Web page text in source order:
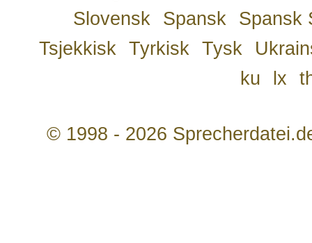
Slovensk
Spansk
Spansk
Tsjekkisk
Tyrkisk Tysk
ku
lx
© 1998 - 2026